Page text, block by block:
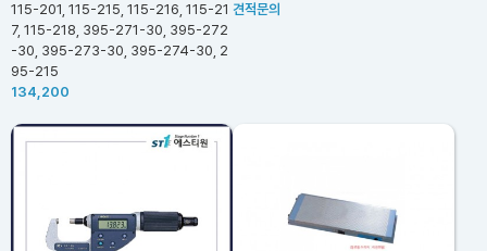
115-201, 115-215, 115-216, 115-21
7, 115-218, 395-271-30, 395-272
-30, 395-273-30, 395-274-30, 2
95-215
134,200
견적문의